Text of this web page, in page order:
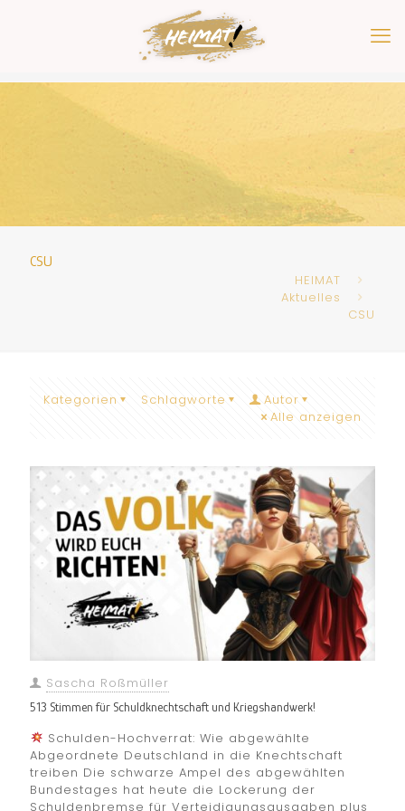
CSU
HEIMAT
Aktuelles
CSU
Kategorien Schlagworte
Autor
Alle anzeigen
Sascha Roßmüller
513 Stimmen für Schuldknechtschaft und Kriegshandwerk!
Schulden-Hochverrat: Wie abgewählte
Abgeordnete Deutschland in die Knechtschaft
treiben Die schwarze Ampel des abgewählten
Bundestages hat heute die Lockerung der
Schuldenbremse für Verteidigungsausgaben plus